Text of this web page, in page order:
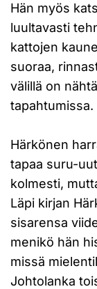
Hän myös
luultavasti
kattojen
suoraa,
välillä on
tapahtumissa.
Härkönen
tapaa suru-
kolmesti,
Läpi kirjan
sisarensa
menikö hän
missä
Johtolanka